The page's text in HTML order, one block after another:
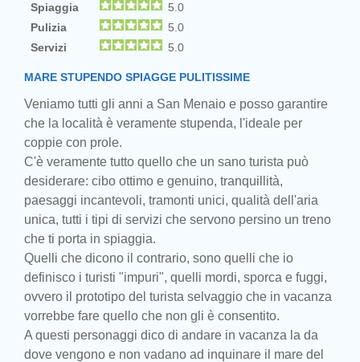
Spiaggia
5.0
Pulizia
5.0
Servizi
5.0
MARE STUPENDO SPIAGGE PULITISSIME
Veniamo tutti gli anni a San Menaio e posso garantire
che la località è veramente stupenda, l'ideale per
coppie con prole.
C'è veramente tutto quello che un sano turista può
desiderare: cibo ottimo e genuino, tranquillità,
paesaggi incantevoli, tramonti unici, qualità dell'aria
unica, tutti i tipi di servizi che servono persino un treno
che ti porta in spiaggia.
Quelli che dicono il contrario, sono quelli che io
definisco i turisti "impuri", quelli mordi, sporca e fuggi,
ovvero il prototipo del turista selvaggio che in vacanza
vorrebbe fare quello che non gli è consentito.
A questi personaggi dico di andare in vacanza la da
dove vengono e non vadano ad inquinare il mare del